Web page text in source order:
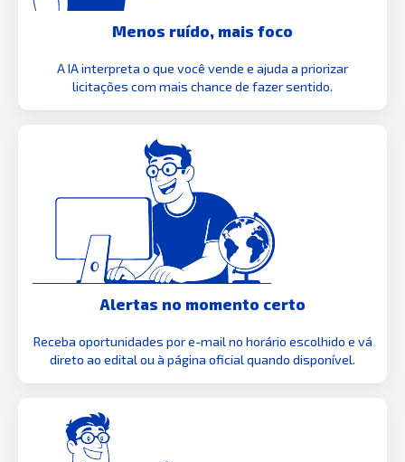
Menos ruído, mais foco
A IA interpreta o que você vende e ajuda a priorizar
licitações com mais chance de fazer sentido.
Alertas no momento certo
Receba oportunidades por e-mail no horário escolhido e vá
direto ao edital ou à página oficial quando disponível.